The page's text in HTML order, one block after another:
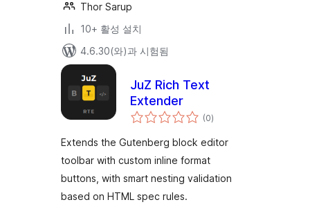
Thor Sarup
10+ 활성 설치
4.6.30(와)과 시험됨
JuZ Rich Text
Extender
(0전
체
점
)
Extends the Gutenberg block editor
toolbar with custom inline format
buttons, with smart nesting validation
based on HTML spec rules.